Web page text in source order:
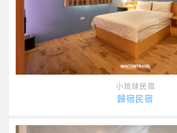
小琉球民宿
歸宿民宿